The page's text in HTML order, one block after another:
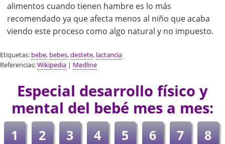
alimentos cuando tienen hambre es lo más
recomendado ya que afecta menos al niño que acaba
viendo este proceso como algo natural y no impuesto.
Etiquetas: bebe, bebes,destete, lactancia
Referencias:Wikipedia | Medline
Especial desarrollo físico y
mental del bebé mes a mes:
1 2 3 4 5 6 7
8